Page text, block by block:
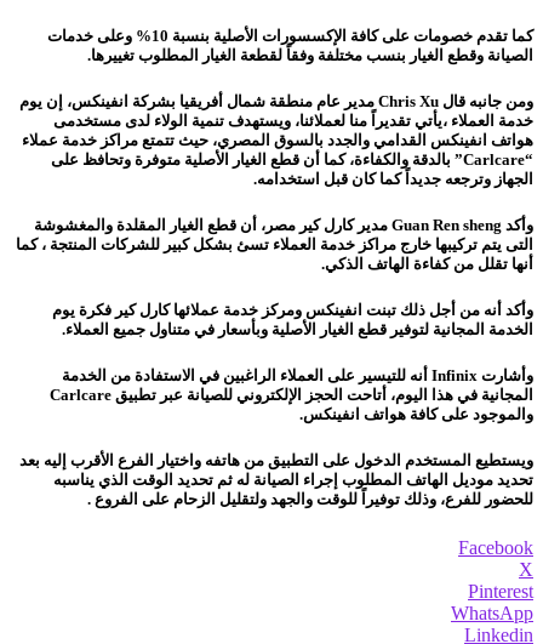
كما تقدم خصومات على كافة الإكسسورات الأصلية بنسبة 10% وعلى خدمات
الصيانة وقطع الغيار بنسب مختلفة وفقاً لقطعة الغيار المطلوب تغييرها.
ومن جانبه قال Chris Xu مدير عام منطقة شمال أفريقيا بشركة انفينكس، إن يوم
خدمة العملاء ،يأتي تقديراً منا لعملائنا، ويستهدف تنمية الولاء لدى مستخدمى
هواتف انفينكس القدامي والجدد بالسوق المصري، حيث تتمتع مراكز خدمة عملاء
“Carlcare” بالدقة والكفاءة، كما أن قطع الغيار الأصلية متوفرة وتحافظ على
الجهاز وترجعه جديداً كما كان قبل استخدامه.
وأكد Guan Ren sheng مدير كارل كير مصر، أن قطع الغيار المقلدة والمغشوشة
التى يتم تركيبها خارج مراكز خدمة العملاء تسئ بشكل كبير للشركات المنتجة ، كما
أنها تقلل من كفاءة الهاتف الذكي.
وأكد أنه من أجل ذلك تبنت انفينكس ومركز خدمة عملائها كارل كير فكرة يوم
الخدمة المجانية لتوفير قطع الغيار الأصلية وبأسعار في متناول جميع العملاء.
وأشارت Infinix أنه للتيسير على العملاء الراغبين في الاستفادة من الخدمة
المجانية في هذا اليوم، أتاحت الحجز الإلكتروني للصيانة عبر تطبيق Carlcare
والموجود على كافة هواتف انفينكس.
ويستطيع المستخدم الدخول على التطبيق من هاتفه واختيار الفرع الأقرب إليه بعد
تحديد موديل الهاتف المطلوب إجراء الصيانة له ثم تحديد الوقت الذي يناسبه
للحضور للفرع، وذلك توفيراً للوقت والجهد ولتقليل الزحام على الفروع .
Facebook
X
Pinterest
WhatsApp
Linkedin